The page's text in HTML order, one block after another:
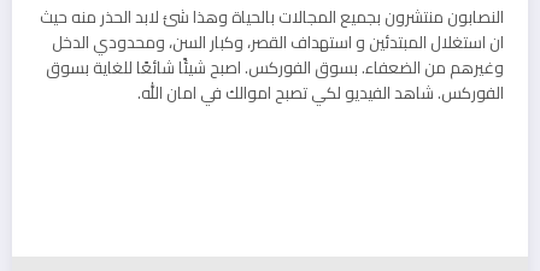
النصابون منتشرون بجميع المجالات بالحياة وهذا شئ لابد الحذر منه حيث
ان استغلال المبتدئين و استهداف القصر، وكبار السن، ومحدودي الدخل
وغيرهم من الضعفاء. بسوق الفوركس. اصبح شيئًا شائعًا للغاية بسوق
الفوركس. شاهد الفيديو لكي تصبح اموالك في امان الله.